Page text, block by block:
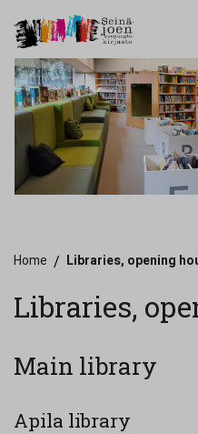
Home / Libraries, opening
Libraries,
Main library
Apila library